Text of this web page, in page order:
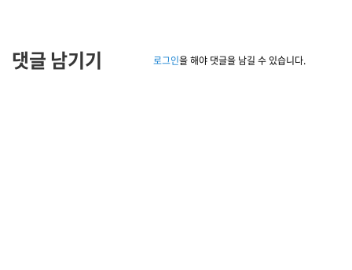
댓글 남기기 로그인을 해야 댓글을 남길 수 있습니다.